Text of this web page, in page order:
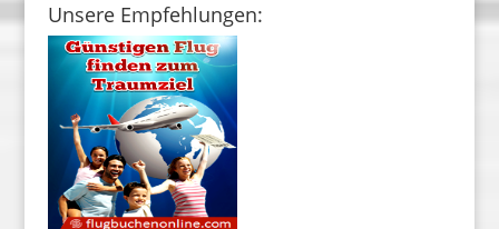
Unsere Empfehlungen: